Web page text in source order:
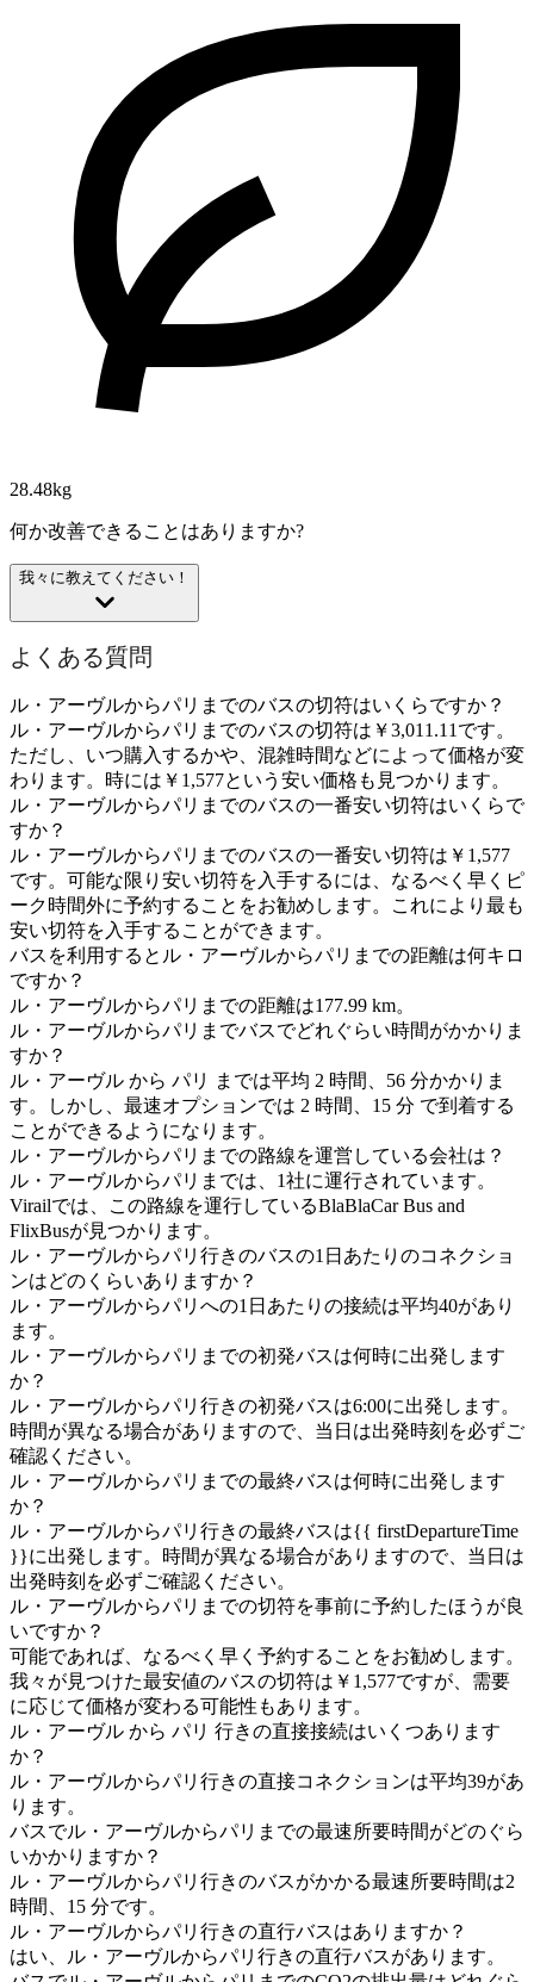
28.48kg
何か改善できることはありますか?
我々に教えてください！
よくある質問
ル・アーヴルからパリまでのバスの切符はいくらですか？
ル・アーヴルからパリまでのバスの切符は￥3,011.11です。
ただし、いつ購入するかや、混雑時間などによって価格が変
わります。時には￥1,577という安い価格も見つかります。
ル・アーヴルからパリまでのバスの一番安い切符はいくらで
すか？
ル・アーヴルからパリまでのバスの一番安い切符は￥1,577
です。可能な限り安い切符を入手するには、なるべく早くピ
ーク時間外に予約することをお勧めします。これにより最も
安い切符を入手することができます。
バスを利用するとル・アーヴルからパリまでの距離は何キロ
ですか？
ル・アーヴルからパリまでの距離は177.99 km。
ル・アーヴルからパリまでバスでどれぐらい時間がかかりま
すか？
ル・アーヴル から パリ までは平均 2 時間、56 分かかりま
す。しかし、最速オプションでは 2 時間、15 分 で到着する
ことができるようになります。
ル・アーヴルからパリまでの路線を運営している会社は？
ル・アーヴルからパリまでは、1社に運行されています。
Virailでは、この路線を運行しているBlaBlaCar Bus and
FlixBusが見つかります。
ル・アーヴルからパリ行きのバスの1日あたりのコネクショ
ンはどのくらいありますか？
ル・アーヴルからパリへの1日あたりの接続は平均40があり
ます。
ル・アーヴルからパリまでの初発バスは何時に出発します
か？
ル・アーヴルからパリ行きの初発バスは6:00に出発します。
時間が異なる場合がありますので、当日は出発時刻を必ずご
確認ください。
ル・アーヴルからパリまでの最終バスは何時に出発します
か？
ル・アーヴルからパリ行きの最終バスは{{ firstDepartureTime
}}に出発します。時間が異なる場合がありますので、当日は
出発時刻を必ずご確認ください。
ル・アーヴルからパリまでの切符を事前に予約したほうが良
いですか？
可能であれば、なるべく早く予約することをお勧めします。
我々が見つけた最安値のバスの切符は￥1,577ですが、需要
に応じて価格が変わる可能性もあります。
ル・アーヴル から パリ 行きの直接接続はいくつあります
か？
ル・アーヴルからパリ行きの直接コネクションは平均39があ
ります。
バスでル・アーヴルからパリまでの最速所要時間がどのぐら
いかかりますか？
ル・アーヴルからパリ行きのバスがかかる最速所要時間は2
時間、15 分です。
ル・アーヴルからパリ行きの直行バスはありますか？
はい、ル・アーヴルからパリ行きの直行バスがあります。